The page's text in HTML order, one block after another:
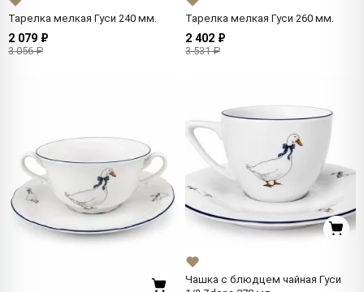
Тарелка мелкая Гуси 240 мм.
2 079 ₽
3 056 ₽
Тарелка мелкая Гуси 260 мм.
2 402 ₽
3 531 ₽
Чашка с блюдцем чайная Гуси